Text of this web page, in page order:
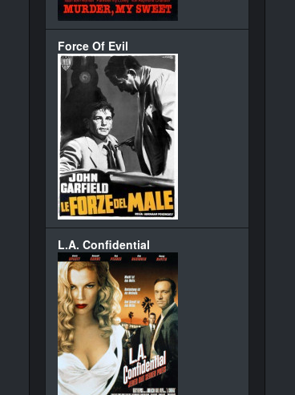
Force Of Evil
L.A. Confidential